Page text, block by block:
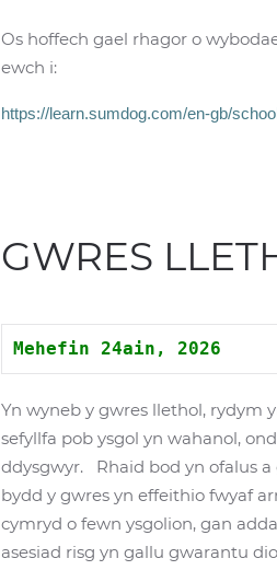
Os hoffech gael rhagor o
ewch i:
https://learn.sumdog.com/en-gb/
GWRES
Mehefin 24ain, 2026
Yn wyneb y gwres llethol, rydym
sefyllfa pob ysgol yn wahanol,
ddysgwyr. Rhaid bod yn ofalus a
bydd y gwres yn effeithio fwyaf
cymryd o fewn ysgolion, gan
asesiad risg yn gallu gwarantu